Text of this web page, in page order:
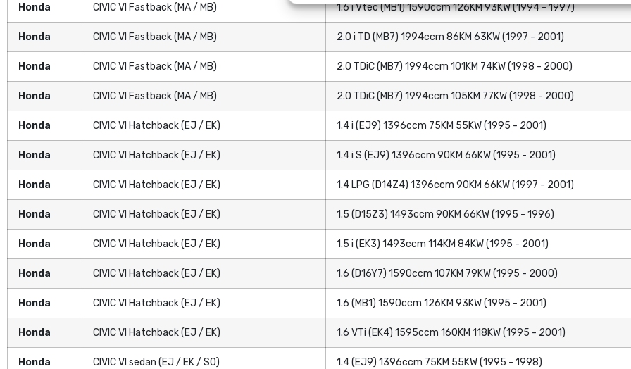
Honda CIVIC VI Fastback (MA / MB) 1.6 i Vtec (MB1) 1590ccm 126KM 93KW (1994 - 1997)
Honda CIVIC VI Fastback (MA / MB) 2.0 i TD (MB7) 1994ccm 86KM 63KW (1997 - 2001)
Honda CIVIC VI Fastback (MA / MB) 2.0 TDiC (MB7) 1994ccm 101KM 74KW (1998 - 2000)
Honda CIVIC VI Fastback (MA / MB) 2.0 TDiC (MB7) 1994ccm 105KM 77KW (1998 - 2000)
Honda CIVIC VI Hatchback (EJ / EK) 1.4 i (EJ9) 1396ccm 75KM 55KW (1995 - 2001)
Honda CIVIC VI Hatchback (EJ / EK) 1.4 i S (EJ9) 1396ccm 90KM 66KW (1995 - 2001)
Honda CIVIC VI Hatchback (EJ / EK) 1.4 LPG (D14Z4) 1396ccm 90KM 66KW (1997 - 2001)
Honda CIVIC VI Hatchback (EJ / EK) 1.5 (D15Z3) 1493ccm 90KM 66KW (1995 - 1996)
Honda CIVIC VI Hatchback (EJ / EK) 1.5 i (EK3) 1493ccm 114KM 84KW (1995 - 2001)
Honda CIVIC VI Hatchback (EJ / EK) 1.6 (D16Y7) 1590ccm 107KM 79KW (1995 - 2000)
Honda CIVIC VI Hatchback (EJ / EK) 1.6 (MB1) 1590ccm 126KM 93KW (1995 - 2001)
Honda CIVIC VI Hatchback (EJ / EK) 1.6 VTi (EK4) 1595ccm 160KM 118KW (1995 - 2001)
Honda CIVIC VI sedan (EJ / EK / SO) 1.4 (EJ9) 1396ccm 75KM 55KW (1995 - 1998)